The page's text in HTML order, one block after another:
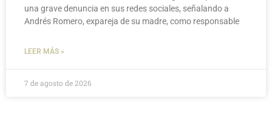
una grave denuncia en sus redes sociales, señalando a
Andrés Romero, expareja de su madre, como responsable
LEER MÁS »
7 de agosto de 2026